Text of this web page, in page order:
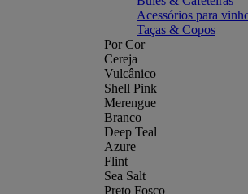
Acessórios para
Taças & Copos
Por Cor
Cereja
Vulcânico
Shell Pink
Merengue
Branco
Deep Teal
Azure
Flint
Sea Salt
Preto Fosco